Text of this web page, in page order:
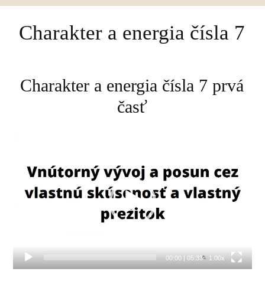
Charakter a energia čísla 7
Charakter a energia čísla 7 prvá
časť
00:00| 05:33 1.00x